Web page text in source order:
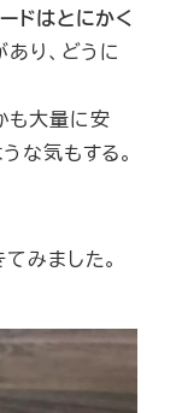
ドはとにかく
り、どうに
も大量に安
な気もする。
みました。